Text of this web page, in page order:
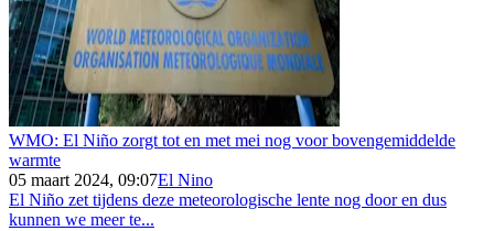
WMO: El Niño zorgt tot en met mei nog voor bovengemiddelde
warmte
05 maart 2024, 09:07El Nino
El Niño zet tijdens deze meteorologische lente nog door en dus
kunnen we meer te...